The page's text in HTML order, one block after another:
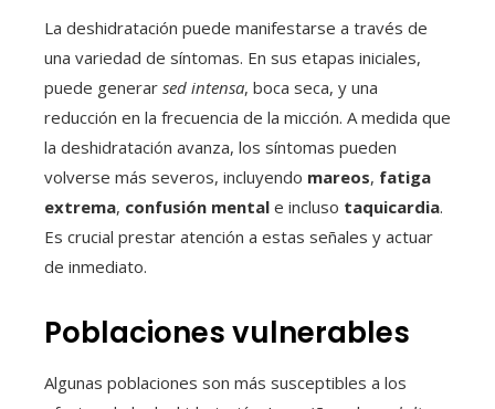
La deshidratación puede manifestarse a través de
una variedad de síntomas. En sus etapas iniciales,
puede generar sed intensa, boca seca, y una
reducción en la frecuencia de la micción. A medida que
la deshidratación avanza, los síntomas pueden
volverse más severos, incluyendo mareos, fatiga
extrema, confusión mental e incluso taquicardia.
Es crucial prestar atención a estas señales y actuar
de inmediato.
Poblaciones vulnerables
Algunas poblaciones son más susceptibles a los